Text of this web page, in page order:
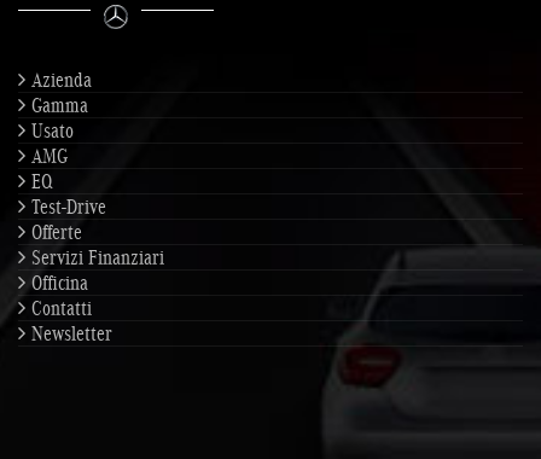
Azienda
Gamma
Usato
AMG
EQ
Test-Drive
Offerte
Servizi Finanziari
Officina
Contatti
Newsletter